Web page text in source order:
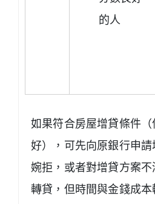
的人
如果符合房屋增貸條件
好），可先向原銀行申
婉拒，或者對增貸方案
轉貸，但時間與金錢成